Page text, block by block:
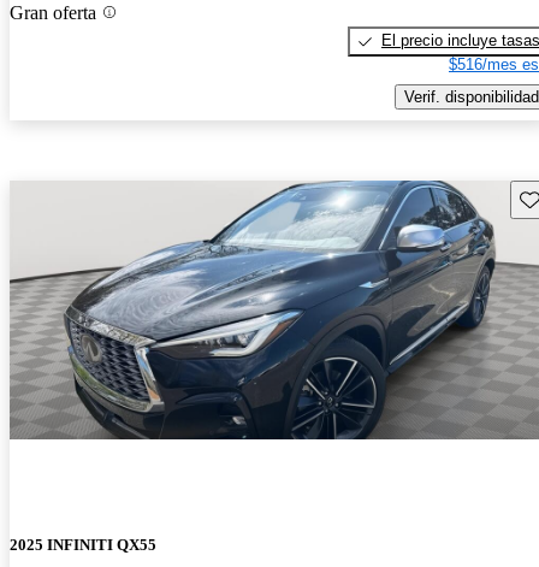
Gran oferta
El precio incluye tasas
$516/mes
Verif. disponibilidad
2025 INFINITI QX55